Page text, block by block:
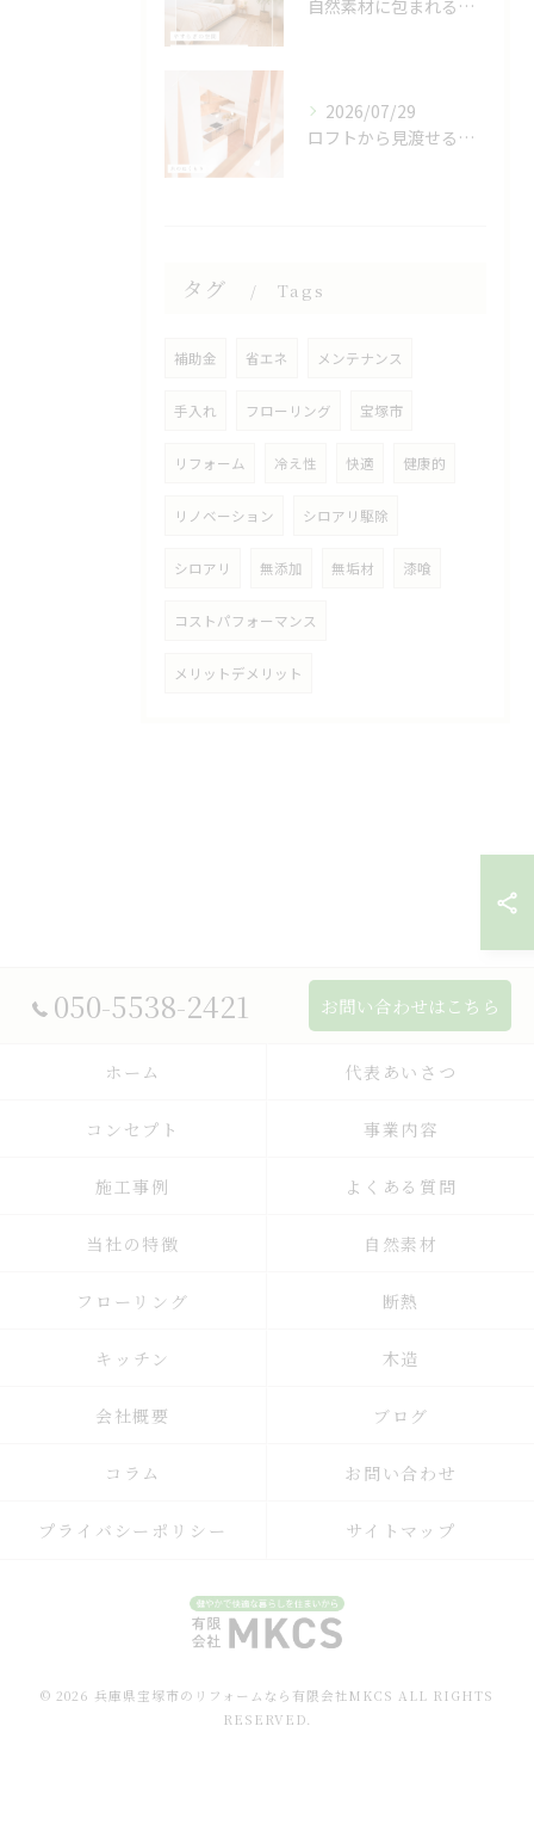
自然素材に包まれる、心地よい寝室🌿
2026/07/29
ロフトから見渡せる、開放的なキッチン🌿
タグ Tags
補助金 省エネ メンテナンス
手入れ フローリング 宝塚市
リフォーム 冷え性 快適 健康的
リノベーション シロアリ駆除
シロアリ 無添加 無垢材 漆喰
コストパフォーマンス
メリットデメリット
050-5538-2421 お問い合わせはこちら
ホーム 代表あいさつ
コンセプト 事業内容
施工事例 よくある質問
当社の特徴 自然素材
フローリング 断熱
キッチン 木造
会社概要 ブログ
コラム お問い合わせ
プライバシーポリシー サイトマップ
© 2026 兵庫県宝塚市のリフォームなら有限会社MKCS ALL RIGHTS
RESERVED.